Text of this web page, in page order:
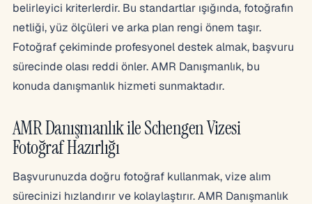
belirleyici kriterlerdir. Bu standartlar ışığında, fotoğrafın
netliği, yüz ölçüleri ve arka plan rengi önem taşır.
Fotoğraf çekiminde profesyonel destek almak, başvuru
sürecinde olası reddi önler. AMR Danışmanlık, bu
konuda danışmanlık hizmeti sunmaktadır.
AMR Danışmanlık ile Schengen Vizesi
Fotoğraf Hazırlığı
Başvurunuzda doğru fotoğraf kullanmak, vize alım
sürecinizi hızlandırır ve kolaylaştırır. AMR Danışmanlık